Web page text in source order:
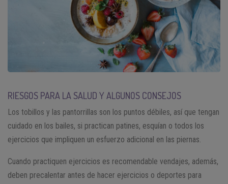
RIESGOS PARA LA SALUD Y ALGUNOS CONSEJOS
Los tobillos y las pantorrillas son los puntos débiles, así que tengan
cuidado en los bailes, si practican patines, esquían o todos los
ejercicios que impliquen un esfuerzo adicional en las piernas.
Cuando practiquen ejercicios es recomendable vendajes, además,
deben precalentar antes de hacer ejercicios o deportes para